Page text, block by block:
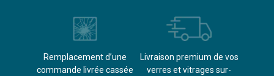
Remplacement d’une
commande livrée cassée​
Livraison premium de vos
verres et vitrages sur-